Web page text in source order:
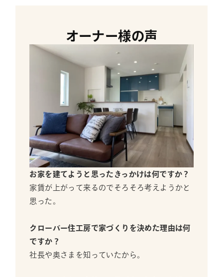
オーナー様の声
お家を建てようと思ったきっかけは何ですか？
家賃が上がって来るのでそろそろ考えようかと
思った。
クローバー住工房で家づくりを決めた理由は何
ですか？
社長や奥さまを知っていたから。